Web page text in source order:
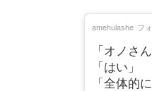
「オノさ
「はい」
「全体的
amehulashe フ